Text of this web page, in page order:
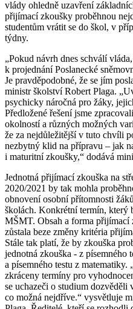
vlády ohledně uzavření
přijímací zkoušky proběhnou
studentům vrátit se do škol, v
týdny.
„Pokud návrh dnes schválí
k projednání Poslanecké
Je pravděpodobné, že se jím
ministr školství Robert Plaga.
psychicky náročná pro žáky,
Předložené řešení jsme
okolností a různých možných
že za nejdůležitější v tuto chvíli
nezbytný klid na přípravu – jak
i maturitní zkoušky,“ dodává
Jednotná přijímací zkouška na
2020/2021 by tak mohla
obnovení osobní přítomnosti
školách. Konkrétní termín, který
MŠMT. Obsah a forma přijímací
zůstala beze změny kritéria
Stále tak platí, že by zkouška
jednotná zkouška - z písemného
a písemného testu z
zkráceny termíny pro
se uchazeči o studium
co možná nejdříve.“ vysvětluje